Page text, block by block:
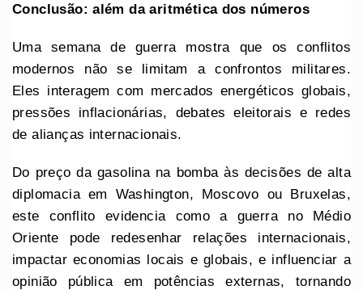
Conclusão: além da aritmética dos números
Uma semana de guerra mostra que os conflitos
modernos não se limitam a confrontos militares.
Eles interagem com mercados energéticos globais,
pressões inflacionárias, debates eleitorais e redes
de alianças internacionais.
Do preço da gasolina na bomba às decisões de alta
diplomacia em Washington, Moscovo ou Bruxelas,
este conflito evidencia como a guerra no Médio
Oriente pode redesenhar relações internacionais,
impactar economias locais e globais, e influenciar a
opinião pública em potências externas, tornando